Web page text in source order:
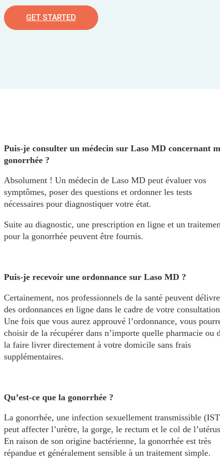
GET STARTED
Puis-je consulter un médecin sur Laso MD concernant
gonorrhée ?
Absolument ! Un médecin de Laso MD peut évaluer vos
symptômes, poser des questions et ordonner les tests
nécessaires pour diagnostiquer votre état.
Suite au diagnostic, une prescription en ligne et un
pour la gonorrhée peuvent être fournis.
Puis-je recevoir une ordonnance sur Laso MD ?
Certainement, nos professionnels de la santé peuvent
des ordonnances en ligne dans le cadre de votre
Une fois que vous aurez approuvé l’ordonnance, vous
choisir de la récupérer dans n’importe quelle pharmacie ou
la faire livrer directement à votre domicile sans frais
supplémentaires.
Qu’est-ce que la gonorrhée ?
La gonorrhée, une infection sexuellement transmissible
peut affecter l’urètre, la gorge, le rectum et le col de
En raison de son origine bactérienne, la gonorrhée est très
répandue et généralement sensible à un traitement simple.